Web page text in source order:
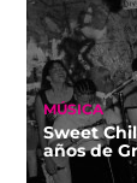
MÚSICA
Sweet
años de